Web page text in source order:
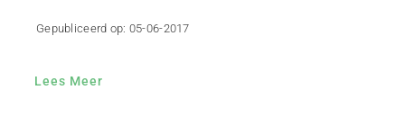
Gepubliceerd op: 05-06-2017
Lees Meer